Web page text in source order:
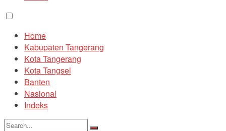
Home
Kabupaten Tangerang
Kota Tangerang
Kota Tangsel
Banten
Nasional
Indeks